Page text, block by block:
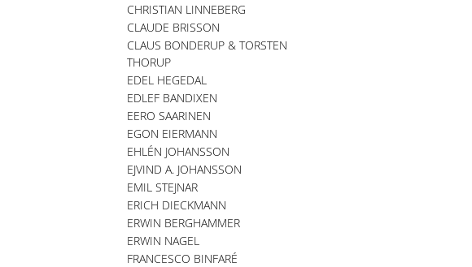
CHRISTIAN LINNEBERG
CLAUDE BRISSON
CLAUS BONDERUP & TORSTEN
THORUP
EDEL HEGEDAL
EDLEF BANDIXEN
EERO SAARINEN
EGON EIERMANN
EHLÉN JOHANSSON
EJVIND A. JOHANSSON
EMIL STEJNAR
ERICH DIECKMANN
ERWIN BERGHAMMER
ERWIN NAGEL
FRANCESCO BINFARÉ